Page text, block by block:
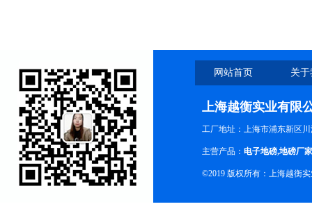
网站首页 关
上海越衡实业有限
工厂地址：上海市浦东新区川
主营产品： 电子地磅,地磅厂家
©2019 版权所有：上海越衡